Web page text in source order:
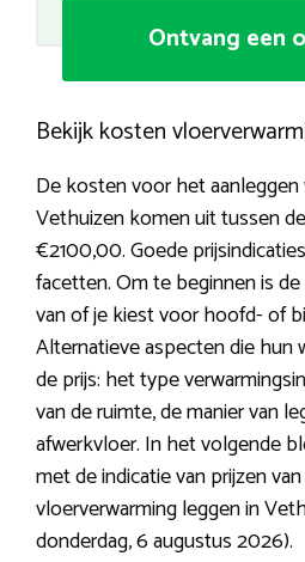
Ontvang een
Bekijk kosten
De kosten voor het
Vethuizen komen uit tussen
€2100,00. Goede
facetten. Om te beginnen is
van of je kiest voor hoofd- of
Alternatieve aspecten die hun
de prijs: het type
van de ruimte, de manier van
afwerkvloer. In het volgende
met de indicatie van prijzen
vloerverwarming leggen in
donderdag, 6 augustus 2026).